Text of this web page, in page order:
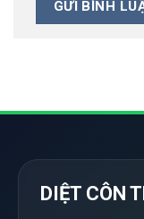
DIỆT CÔN